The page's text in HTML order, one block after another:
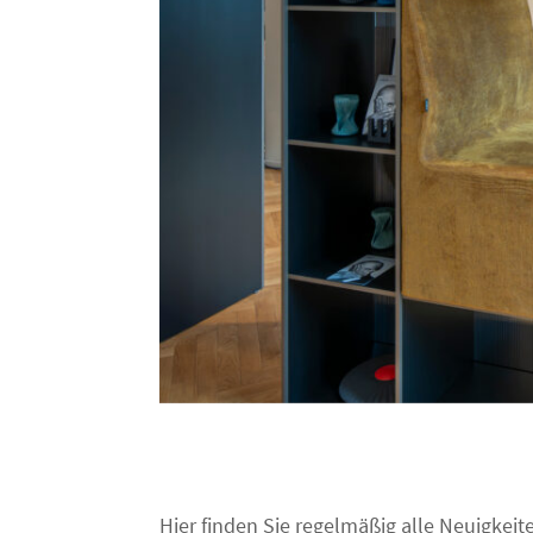
Hier finden Sie regelmäßig alle